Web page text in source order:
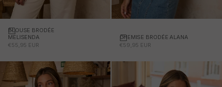
BLOUSE BRODÉE
MELISENDA
PRIX PROMOTIONNEL
€55,95 EUR
CHEMISE BRODÉE ALANA
PRIX PROMOTIONNEL
€59,95 EUR